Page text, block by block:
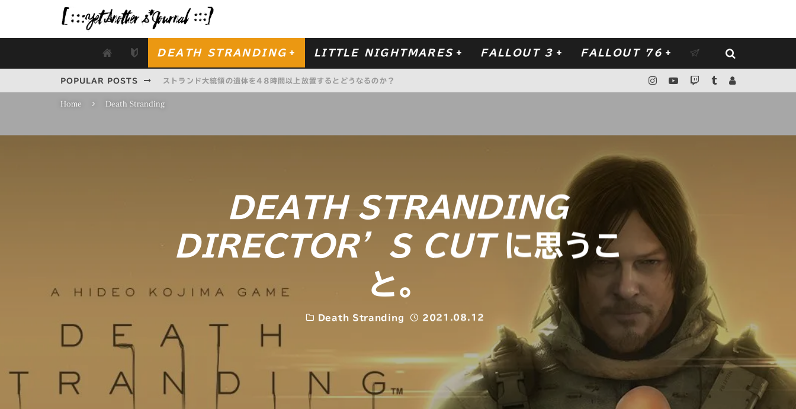
DEATH STRANDING LITTLE NIGHTMARES FALLOUT 3 FALLOUT 76
POPULAR POSTS ストランド大統領の遺体を48時間以上放置するとどうなるのか？
糞尿グレネードの効果を一通り試してみた！
Home Death Stranding
DEATH STRANDING
DIRECTOR’S CUTに思うこ
と。
Death Stranding 2021.08.12